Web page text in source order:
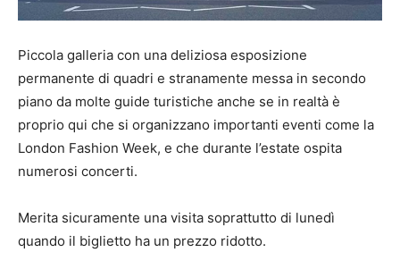
Piccola galleria con una deliziosa esposizione
permanente di quadri e stranamente messa in secondo
piano da molte guide turistiche anche se in realtà è
proprio qui che si organizzano importanti eventi come la
London Fashion Week, e che durante l’estate ospita
numerosi concerti.
Merita sicuramente una visita soprattutto di lunedì
quando il biglietto ha un prezzo ridotto.